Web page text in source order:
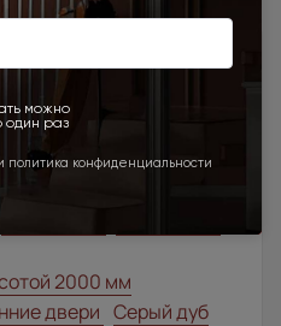
к категориям:
1100x2100
шпона
2000 мм
двери Серый дуб